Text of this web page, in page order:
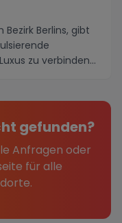
Berlins, gibt
zu verbinden...
gefunden?
Anfragen oder
für alle